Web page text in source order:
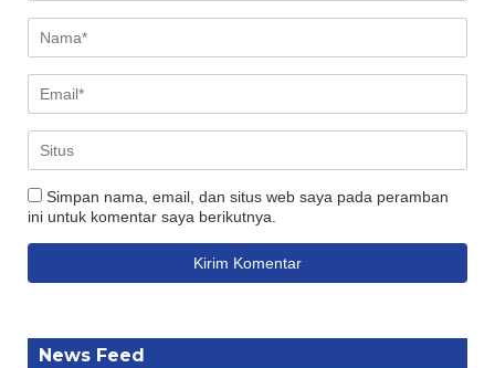
Simpan nama, email, dan situs web saya pada peramban
ini untuk komentar saya berikutnya.
News Feed